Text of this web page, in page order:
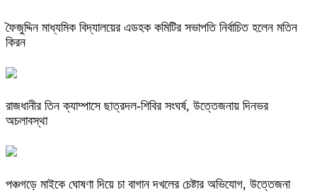
ফৈজুদ্দিন মাধ্যমিক বিদ্যালয়ের এডহক কমিটির সভাপতি নির্বাচিত হলেন মতিন
কিরন
রাজধানীর তিন ক্যাম্পাসে ছাত্রদল-শিবির সংঘর্ষ, উত্তেজনায় দিনভর
অচলাবস্থা
পঞ্চগড়ে মাইকে ঘোষণা দিয়ে চা বাগান দখলের চেষ্টার অভিযোগ, উত্তেজনা